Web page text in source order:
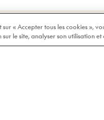
chez Doyle
québécois et
sur « Accepter tous les cookies »,
le site, analyser son utilisation